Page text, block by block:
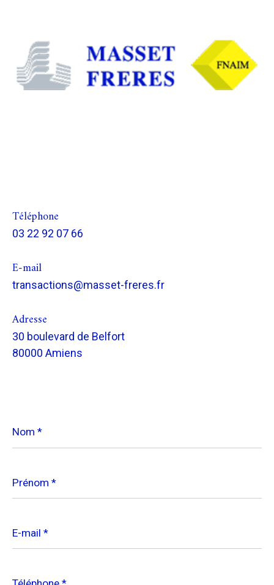
Téléphone
03 22 92 07 66
E-mail
transactions@masset-freres.fr
Adresse
30 boulevard de Belfort
80000 Amiens
*
*
mail
*
*